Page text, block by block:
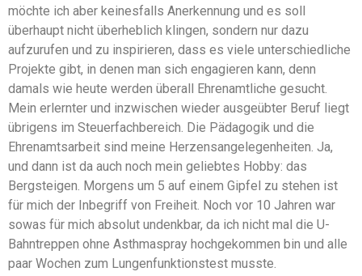
möchte ich aber keinesfalls Anerkennung und es soll
überhaupt nicht überheblich klingen, sondern nur dazu
aufzurufen und zu inspirieren, dass es viele unterschiedliche
Projekte gibt, in denen man sich engagieren kann, denn
damals wie heute werden überall Ehrenamtliche gesucht.
Mein erlernter und inzwischen wieder ausgeübter Beruf liegt
übrigens im Steuerfachbereich. Die Pädagogik und die
Ehrenamtsarbeit sind meine Herzensangelegenheiten. Ja,
und dann ist da auch noch mein geliebtes Hobby: das
Bergsteigen. Morgens um 5 auf einem Gipfel zu stehen ist
für mich der Inbegriff von Freiheit. Noch vor 10 Jahren war
sowas für mich absolut undenkbar, da ich nicht mal die U-
Bahntreppen ohne Asthmaspray hochgekommen bin und alle
paar Wochen zum Lungenfunktionstest musste.